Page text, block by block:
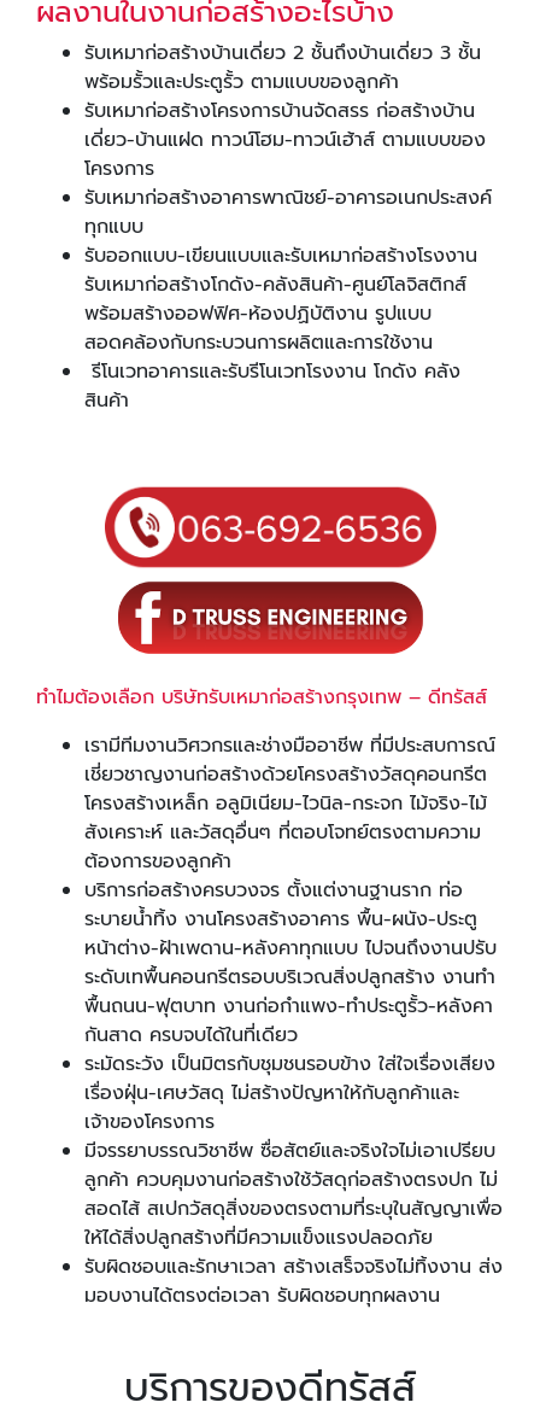
ผลงานในงานก่อสร้างอะไรบ้าง
รับเหมาก่อสร้างบ้านเดี่ยว 2 ชั้นถึงบ้านเดี่ยว 3 ชั้น
พร้อมรั้วและประตูรั้ว ตามแบบของลูกค้า
รับเหมาก่อสร้างโครงการบ้านจัดสรร ก่อสร้างบ้าน
เดี่ยว-บ้านแฝด ทาวน์โฮม-ทาวน์เฮ้าส์ ตามแบบของ
โครงการ
รับเหมาก่อสร้างอาคารพาณิชย์-อาคารอเนกประสงค์
ทุกแบบ
รับออกแบบ-เขียนแบบและรับเหมาก่อสร้างโรงงาน
รับเหมาก่อสร้างโกดัง-คลังสินค้า-ศูนย์โลจิสติกส์
พร้อมสร้างออฟฟิศ-ห้องปฏิบัติงาน รูปแบบ
สอดคล้องกับกระบวนการผลิตและการใช้งาน
รีโนเวทอาคารและรับรีโนเวทโรงงาน โกดัง คลัง
สินค้า
ทำไมต้องเลือก บริษัทรับเหมาก่อสร้างกรุงเทพ – ดีทรัสส์
เรามีทีมงานวิศวกรและช่างมืออาชีพ ที่มีประสบการณ์
เชี่ยวชาญงานก่อสร้างด้วยโครงสร้างวัสดุคอนกรีต
โครงสร้างเหล็ก อลูมิเนียม-ไวนิล-กระจก ไม้จริง-ไม้
สังเคราะห์ และวัสดุอื่นๆ ที่ตอบโจทย์ตรงตามความ
ต้องการของลูกค้า
บริการก่อสร้างครบวงจร ตั้งแต่งานฐานราก ท่อ
ระบายน้ำทิ้ง งานโครงสร้างอาคาร พื้น-ผนัง-ประตู
หน้าต่าง-ฝ้าเพดาน-หลังคาทุกแบบ ไปจนถึงงานปรับ
ระดับเทพื้นคอนกรีตรอบบริเวณสิ่งปลูกสร้าง งานทำ
พื้นถนน-ฟุตบาท งานก่อกำแพง-ทำประตูรั้ว-หลังคา
กันสาด ครบจบได้ในที่เดียว
ระมัดระวัง เป็นมิตรกับชุมชนรอบข้าง ใส่ใจเรื่องเสียง
เรื่องฝุ่น-เศษวัสดุ ไม่สร้างปัญหาให้กับลูกค้าและ
เจ้าของโครงการ
มีจรรยาบรรณวิชาชีพ ซื่อสัตย์และจริงใจไม่เอาเปรียบ
ลูกค้า ควบคุมงานก่อสร้างใช้วัสดุก่อสร้างตรงปก ไม่
สอดไส้ สเปกวัสดุสิ่งของตรงตามที่ระบุในสัญญาเพื่อ
ให้ได้สิ่งปลูกสร้างที่มีความแข็งแรงปลอดภัย
รับผิดชอบและรักษาเวลา สร้างเสร็จจริงไม่ทิ้งงาน ส่ง
มอบงานได้ตรงต่อเวลา รับผิดชอบทุกผลงาน
บริการของดีทรัสส์